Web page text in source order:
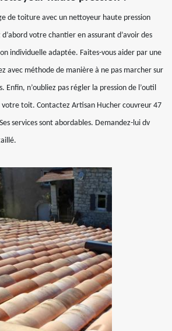
de toiture avec un nettoyeur haute pression
votre chantier en assurant d’avoir des
individuelle adaptée. Faites-vous aider par une
avec méthode de manière à ne pas marcher sur
Enfin, n’oubliez pas régler la pression de l’outil
toit. Contactez Artisan Hucher couvreur 47
services sont abordables. Demandez-lui dv